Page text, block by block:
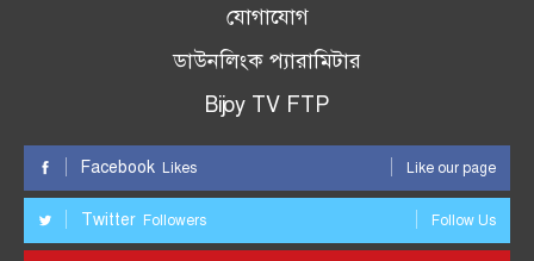
যোগাযোগ
ডাউনলিংক প্যারামিটার
Bijoy TV FTP
Facebook Likes Like our page
Twitter Followers Follow Us